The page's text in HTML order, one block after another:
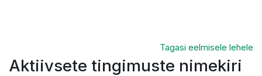
Tagasi eelmisele lehele
Aktiivsete tingimuste nimekiri